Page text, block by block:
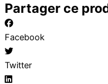
Partager ce
Facebook
Twitter